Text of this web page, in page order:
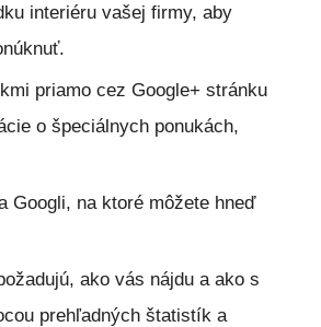
interiéru vašej firmy, aby
priamo cez Google+ stránku
o špeciálnych ponukách,
Googli, na ktoré môžete hneď
ako vás nájdu a ako s
prehľadných štatistík a